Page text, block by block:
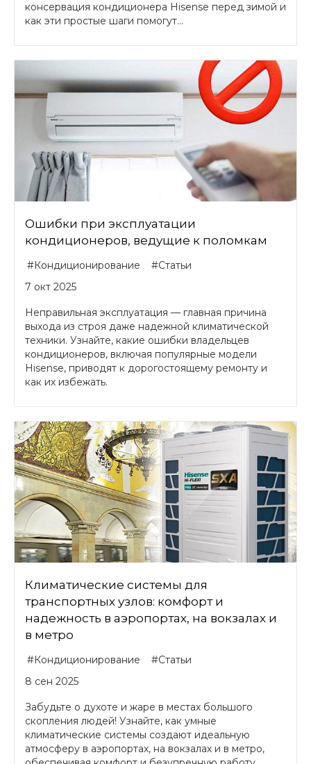
консервация кондиционера Hisense перед зимой и
как эти простые шаги помогут...
Ошибки при эксплуатации
кондиционеров, ведущие к поломкам
#Кондиционирование
#Статьи
7 окт 2025
Неправильная эксплуатация — главная причина
выхода из строя даже надежной климатической
техники. Узнайте, какие ошибки владельцев
кондиционеров, включая популярные модели
Hisense, приводят к дорогостоящему ремонту и
как их избежать.
Климатические системы для
транспортных узлов: комфорт и
надежность в аэропортах, на вокзалах и
в метро
#Кондиционирование
#Статьи
8 сен 2025
Забудьте о духоте и жаре в местах большого
скопления людей! Узнайте, как умные
климатические системы создают идеальную
атмосферу в аэропортах, на вокзалах и в метро,